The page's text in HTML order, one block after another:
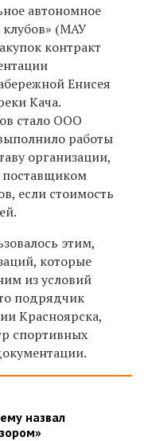
автономное
(МАУ
контракт
Енисея
Кача.
стало ООО
работы
организации,
поставщиком
если стоимость
этим,
которые
из условий
подрядчик
Красноярска,
спортивных
назвал